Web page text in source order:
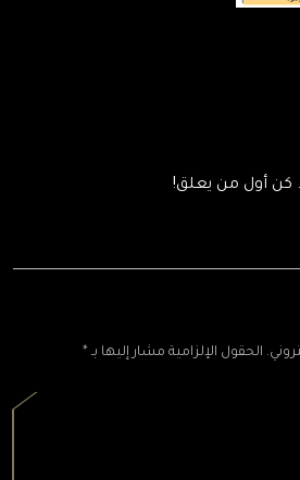
كن أول من يعلق!
الحقول الإلزامية مشار إليها بـ *